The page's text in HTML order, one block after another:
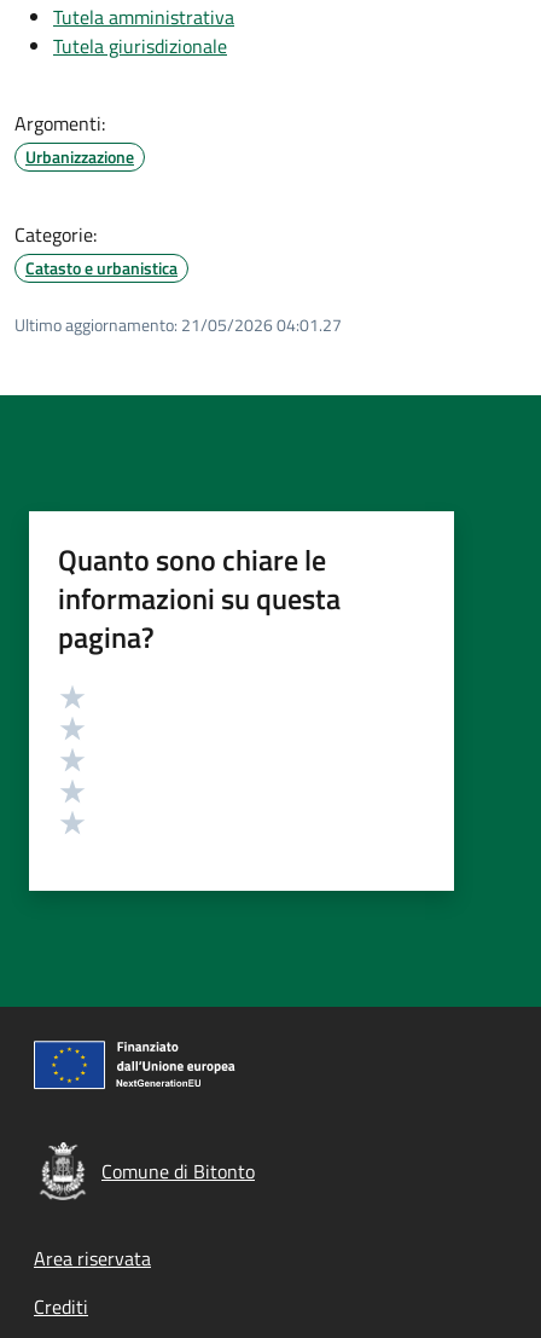
Tutela amministrativa
Tutela giurisdizionale
Argomenti:
Urbanizzazione
Categorie:
Catasto e urbanistica
Ultimo aggiornamento: 21/05/2026 04:01.27
Quanto sono chiare le
informazioni su questa
pagina?
Valutazione
Comune di Bitonto
Footer menu
Area riservata
Crediti